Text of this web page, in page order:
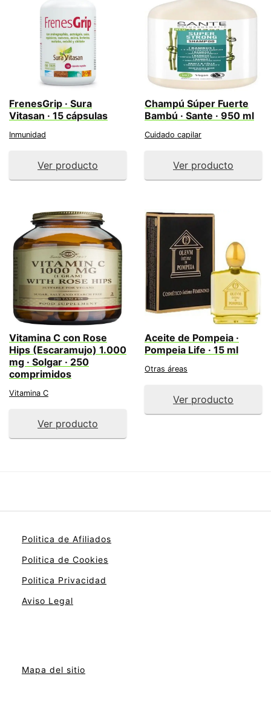
FrenesGrip · Sura
Vitasan · 15 cápsulas
Inmunidad
Ver producto
Champú Súper Fuerte
Bambú · Sante · 950 ml
Cuidado capilar
Ver producto
Vitamina C con Rose
Hips (Escaramujo) 1.000
mg · Solgar · 250
comprimidos
Vitamina C
Ver producto
Aceite de Pompeia ·
Pompeia Life · 15 ml
Otras áreas
Ver producto
Politica de Afiliados
Politica de Cookies
Politica Privacidad
Aviso Legal
Mapa del sitio